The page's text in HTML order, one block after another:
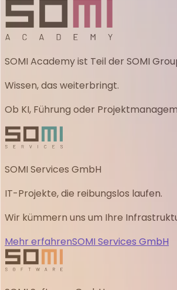
SOMI Academy ist Teil der SOMI
Wissen, das weiterbringt.
Ob KI, Führung oder
SOMI Services GmbH
IT-Projekte, die reibungslos laufen.
Wir kümmern uns um Ihre
Mehr erfahrenSOMI Services GmbH